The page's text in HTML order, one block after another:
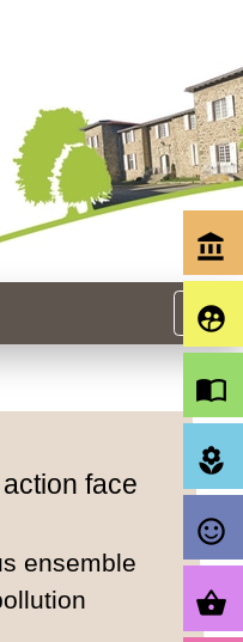
menu
face
ensemble
account_balance
supervised_user_circle
import_contacts
local_florist
sentiment_satisfied_alt
shopping_basket